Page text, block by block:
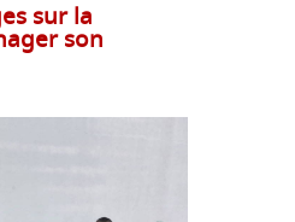
sur la
son